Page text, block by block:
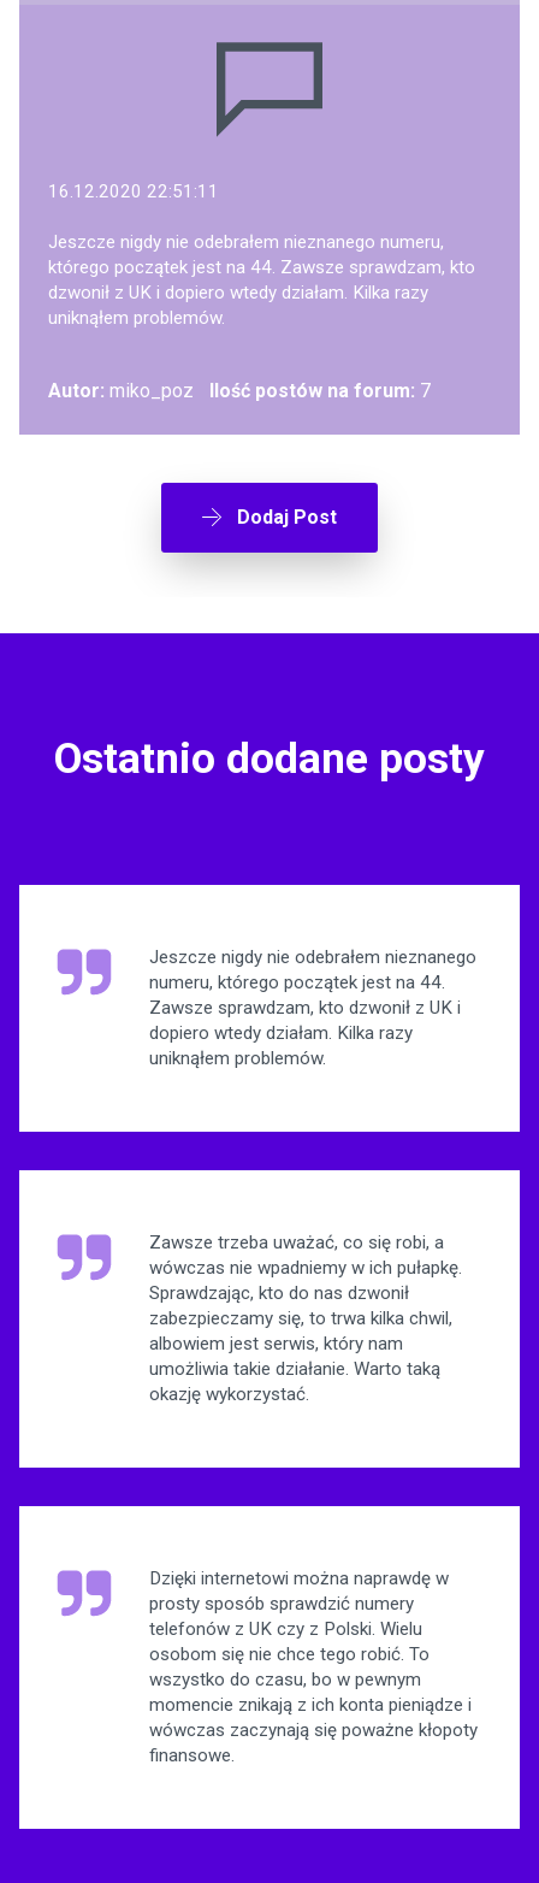
16.12.2020 22:51:11
Jeszcze nigdy nie odebrałem nieznanego numeru,
którego początek jest na 44. Zawsze sprawdzam, kto
dzwonił z UK i dopiero wtedy działam. Kilka razy
uniknąłem problemów.
Autor: miko_poz Ilość postów na forum: 7
Dodaj Post
Ostatnio dodane posty
Jeszcze nigdy nie odebrałem nieznanego
numeru, którego początek jest na 44.
Zawsze sprawdzam, kto dzwonił z UK i
dopiero wtedy działam. Kilka razy
uniknąłem problemów.
Zawsze trzeba uważać, co się robi, a
wówczas nie wpadniemy w ich pułapkę.
Sprawdzając, kto do nas dzwonił
zabezpieczamy się, to trwa kilka chwil,
albowiem jest serwis, który nam
umożliwia takie działanie. Warto taką
okazję wykorzystać.
Dzięki internetowi można naprawdę w
prosty sposób sprawdzić numery
telefonów z UK czy z Polski. Wielu
osobom się nie chce tego robić. To
wszystko do czasu, bo w pewnym
momencie znikają z ich konta pieniądze i
wówczas zaczynają się poważne kłopoty
finansowe.